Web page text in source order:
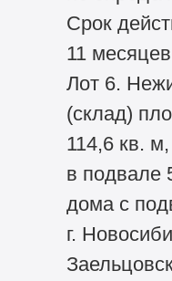
Срок
11
Лот 6.
(склад)
114,6 кв.
в подвале
дома с
г.